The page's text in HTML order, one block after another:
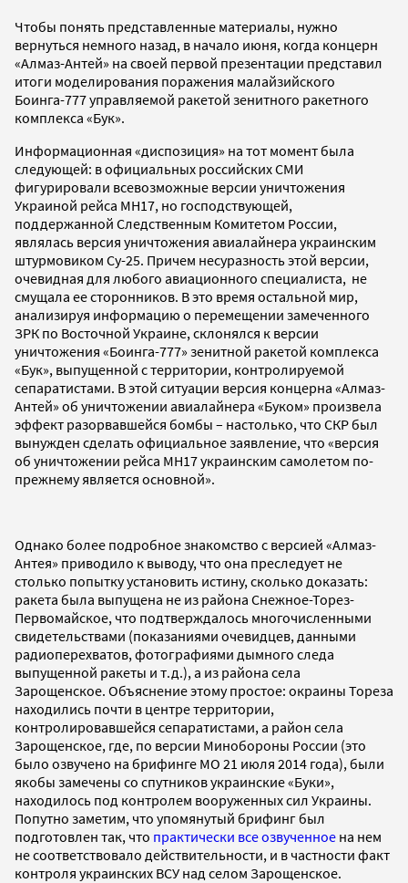
Чтобы понять представленные материалы, нужно
вернуться немного назад, в начало июня, когда концерн
«Алмаз-Антей» на своей первой презентации представил
итоги моделирования поражения малайзийского
Боинга-777 управляемой ракетой зенитного ракетного
комплекса «Бук».
Информационная «диспозиция» на тот момент была
следующей: в официальных российских СМИ
фигурировали всевозможные версии уничтожения
Украиной рейса МН17, но господствующей,
поддержанной Следственным Комитетом России,
являлась версия уничтожения авиалайнера украинским
штурмовиком Су-25. Причем несуразность этой версии,
очевидная для любого авиационного специалиста, не
смущала ее сторонников. В это время остальной мир,
анализируя информацию о перемещении замеченного
ЗРК по Восточной Украине, склонялся к версии
уничтожения «Боинга-777» зенитной ракетой комплекса
«Бук», выпущенной с территории, контролируемой
сепаратистами. В этой ситуации версия концерна «Алмаз-
Антей» об уничтожении авиалайнера «Буком» произвела
эффект разорвавшейся бомбы – настолько, что СКР был
вынужден сделать официальное заявление, что «версия
об уничтожении рейса МН17 украинским самолетом по-
прежнему является основной».
Однако более подробное знакомство с версией «Алмаз-
Антея» приводило к выводу, что она преследует не
столько попытку установить истину, сколько доказать:
ракета была выпущена не из района Снежное-Торез-
Первомайское, что подтверждалось многочисленными
свидетельствами (показаниями очевидцев, данными
радиоперехватов, фотографиями дымного следа
выпущенной ракеты и т.д.), а из района села
Зарощенское. Объяснение этому простое: окраины Тореза
находились почти в центре территории,
контролировавшейся сепаратистами, а район села
Зарощенское, где, по версии Минобороны России (это
было озвучено на брифинге МО 21 июля 2014 года), были
якобы замечены со спутников украинские «Буки»,
находилось под контролем вооруженных сил Украины.
Попутно заметим, что упомянутый брифинг был
подготовлен так, что практически все озвученное на нем
не соответствовало действительности, и в частности факт
контроля украинских ВСУ над селом Зарощенское.